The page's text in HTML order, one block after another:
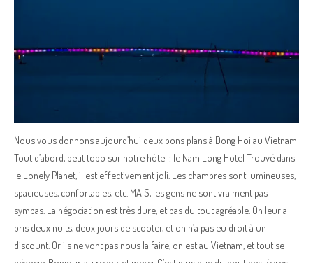
Nous vous donnons aujourd’hui deux bons plans à Dong Hoi au Vietnam
Tout d’abord, petit topo sur notre hôtel : le Nam Long Hotel Trouvé dans
le Lonely Planet, il est effectivement joli. Les chambres sont lumineuses,
spacieuses, confortables, etc. MAIS, les gens ne sont vraiment pas
sympas. La négociation est très dure, et pas du tout agréable. On leur a
pris deux nuits, deux jours de scooter, et on n’a pas eu droit à un
discount. Or ils ne vont pas nous la faire, on est au Vietnam, et tout se